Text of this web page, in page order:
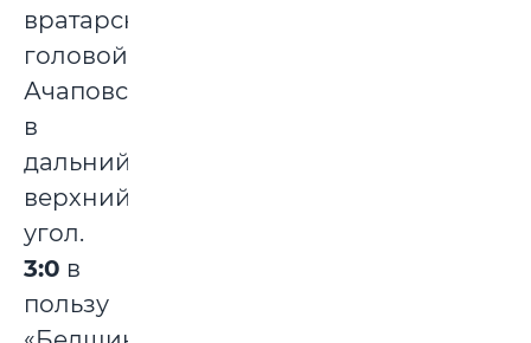
вратарской
головой
Ачаповского
в
дальний
верхний
угол.
3:0 в
пользу